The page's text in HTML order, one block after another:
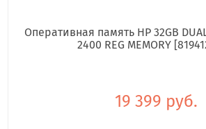
Оперативная память HP 32GB
2400 REG MEMORY
19 399 руб.